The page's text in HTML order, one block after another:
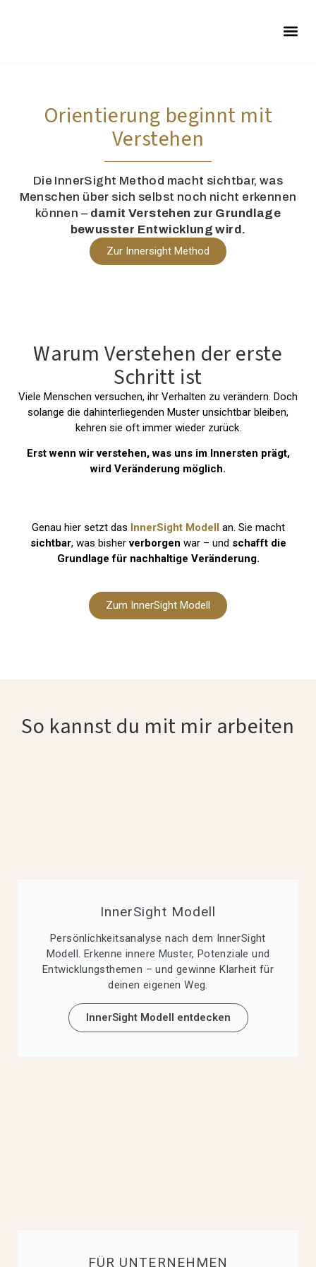
Orientierung beginnt mit
Verstehen
Die InnerSight Method macht sichtbar, was
Menschen über sich selbst noch nicht erkennen
können – damit Verstehen zur Grundlage
bewusster Entwicklung wird.
Zur Innersight Method
Warum Verstehen der erste
Schritt ist
Viele Menschen versuchen, ihr Verhalten zu verändern. Doch
solange die dahinterliegenden Muster unsichtbar bleiben,
kehren sie oft immer wieder zurück.
Erst wenn wir verstehen, was uns im Innersten prägt,
wird Veränderung möglich.
Genau hier setzt das InnerSight Modell an. Sie macht
sichtbar, was bisherverborgen war – und schafft die
Grundlage für nachhaltige Veränderung.
Zum InnerSight Modell
So kannst du mit mir arbeiten
InnerSight Modell
Persönlichkeitsanalyse nach dem InnerSight
Modell. Erkenne innere Muster, Potenziale und
Entwicklungsthemen – und gewinne Klarheit für
deinen eigenen Weg.
InnerSight Modell entdecken
FÜR UNTERNEHMEN